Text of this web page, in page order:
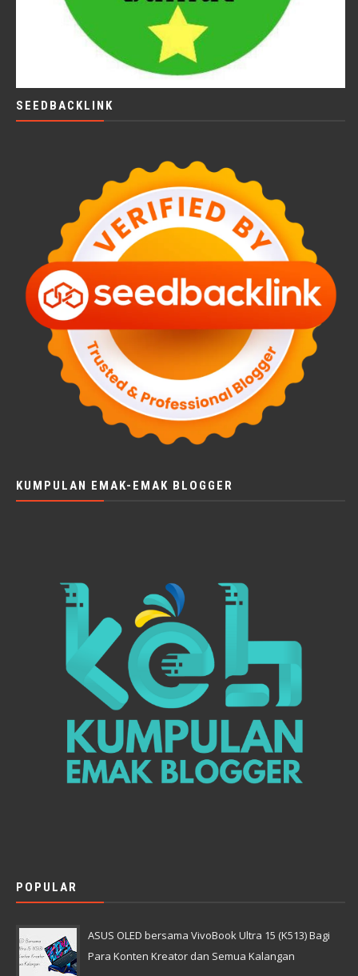
SEEDBACKLINK
KUMPULAN EMAK-EMAK BLOGGER
POPULAR
ASUS OLED bersama VivoBook Ultra 15 (K513) Bagi
Para Konten Kreator dan Semua Kalangan